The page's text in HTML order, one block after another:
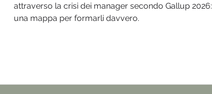
attraverso la crisi dei manager secondo Gallup 2026:
una mappa per formarli davvero.